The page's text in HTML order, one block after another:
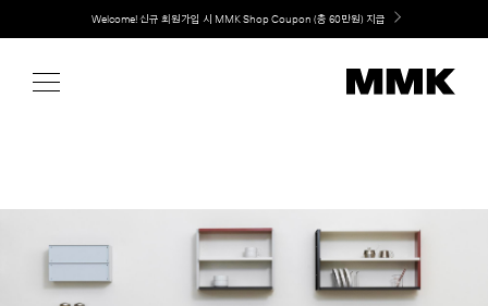
content
Welcome! 신규 회원가입 시 MMK Shop Coupon (총 60만원) 지급